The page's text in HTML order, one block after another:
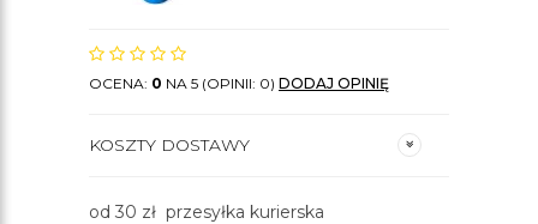
OCENA: 0 NA 5 (OPINII: 0) DODAJ OPINIĘ
KOSZTY DOSTAWY
od 30 zł przesyłka kurierska